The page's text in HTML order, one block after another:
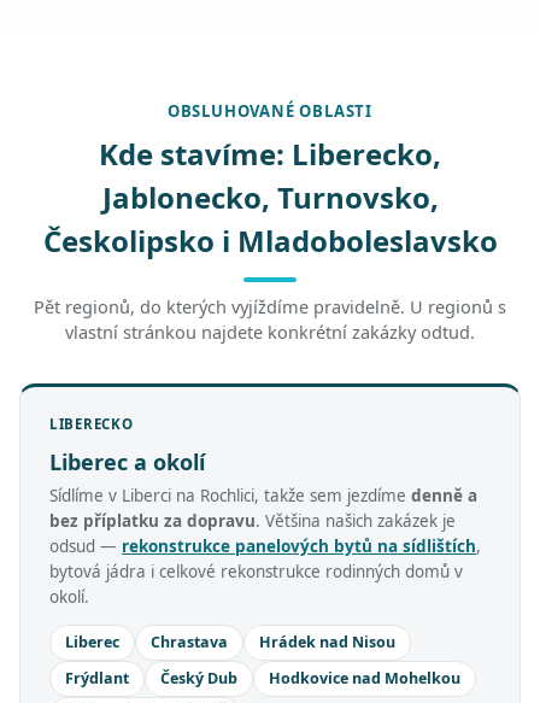
OBSLUHOVANÉ OBLASTI
Kde stavíme: Liberecko,
Jablonecko, Turnovsko,
Českolipsko i Mladoboleslavsko
Pět regionů, do kterých vyjíždíme pravidelně. U regionů s
vlastní stránkou najdete konkrétní zakázky odtud.
LIBERECKO
Liberec a okolí
Sídlíme v Liberci na Rochlici, takže sem jezdíme denně a
bez příplatku za dopravu. Většina našich zakázek je
odsud — rekonstrukce panelových bytů na sídlištích,
bytová jádra i celkové rekonstrukce rodinných domů v
okolí.
Liberec Chrastava
Hrádek nad Nisou
Frýdlant
Český Dub
Hodkovice nad Mohelkou